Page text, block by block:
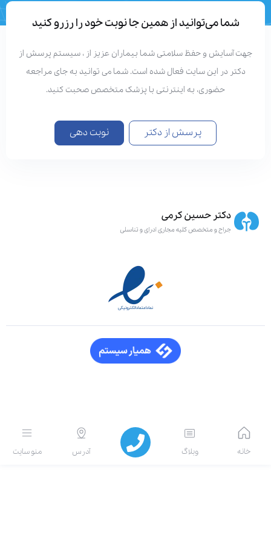
شما می‌توانید از همین جا نوبت خود را رزرو کنید
آسایش و حفظ سلامتی شما بیماران عزیز از ، سیستم پرسش از
دکتر در این سایت فعال شده است. شما می توانید به جای مراجعه
حضوری، به اینترنتی با پزشک متخصص صحبت کنید.
پرسش از دکتر نوبت دهی
منو سایت